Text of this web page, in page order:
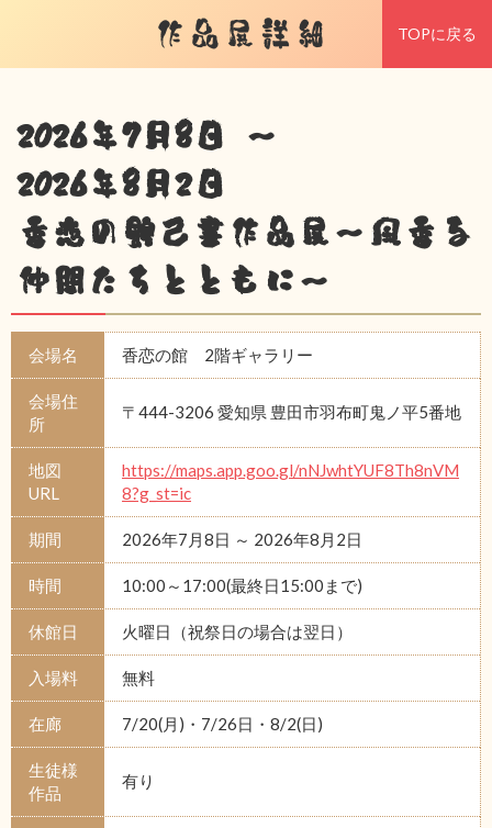
作品展詳細 TOPに戻る
2026年7月8日 ～
2026年8月2日
香恋の館己書作品展～風香る
仲間たちとともに～
会場名 香恋の館 2階ギャラリー
会場住
所
〒444-3206 愛知県 豊田市羽布町鬼ノ平5番地
地図
URL
https://maps.app.goo.gl/nNJwhtYUF8Th8nVM
8?g_st=ic
期間 2026年7月8日 ～ 2026年8月2日
時間 10:00～17:00(最終日15:00まで)
休館日 火曜日（祝祭日の場合は翌日）
入場料 無料
在廊 7/20(月)・7/26日・8/2(日)
生徒様
作品
有り